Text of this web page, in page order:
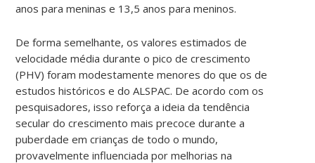
anos para meninas e 13,5 anos para meninos.
De forma semelhante, os valores estimados de
velocidade média durante o pico de crescimento
(PHV) foram modestamente menores do que os de
estudos históricos e do ALSPAC. De acordo com os
pesquisadores, isso reforça a ideia da tendência
secular do crescimento mais precoce durante a
puberdade em crianças de todo o mundo,
provavelmente influenciada por melhorias na